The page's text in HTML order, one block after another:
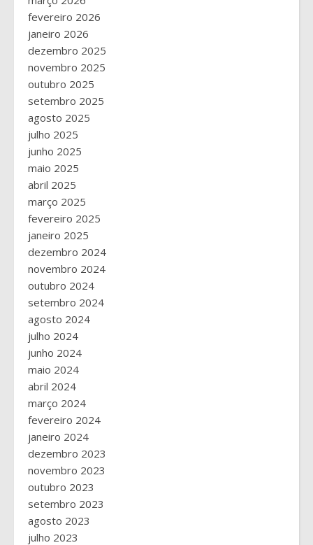
fevereiro 2026
janeiro 2026
dezembro 2025
novembro 2025
outubro 2025
setembro 2025
agosto 2025
julho 2025
junho 2025
maio 2025
abril 2025
março 2025
fevereiro 2025
janeiro 2025
dezembro 2024
novembro 2024
outubro 2024
setembro 2024
agosto 2024
julho 2024
junho 2024
maio 2024
abril 2024
março 2024
fevereiro 2024
janeiro 2024
dezembro 2023
novembro 2023
outubro 2023
setembro 2023
agosto 2023
julho 2023